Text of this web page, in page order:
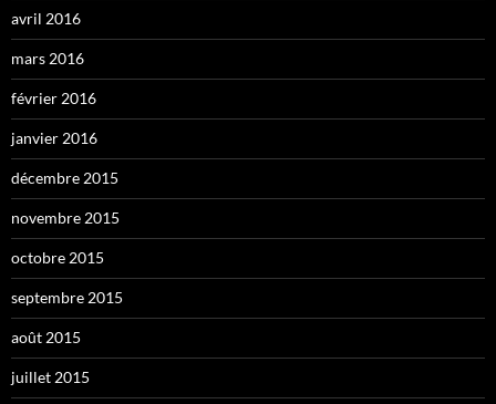
avril 2016
mars 2016
février 2016
janvier 2016
décembre 2015
novembre 2015
octobre 2015
septembre 2015
août 2015
juillet 2015